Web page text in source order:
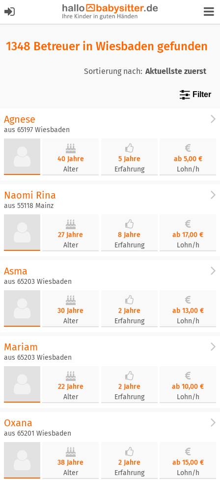
1348 Betreuer in Wiesbaden gefunden
Sortierung nach:
Filter
Agnese
aus 65197 Wiesbaden
40 Jahre
Alter
5 Jahre
Erfahrung
ab 5,00 €
Lohn/h
Naomi Rina
aus 55118 Mainz
27 Jahre
Alter
8 Jahre
Erfahrung
ab 17,00 €
Lohn/h
Asma
aus 65203 Wiesbaden
30 Jahre
Alter
2 Jahre
Erfahrung
ab 13,00 €
Lohn/h
Mariam
aus 65203 Wiesbaden
22 Jahre
Alter
2 Jahre
Erfahrung
ab 10,00 €
Lohn/h
Oxana
aus 65201 Wiesbaden
38 Jahre
Alter
2 Jahre
Erfahrung
ab 15,00 €
Lohn/h